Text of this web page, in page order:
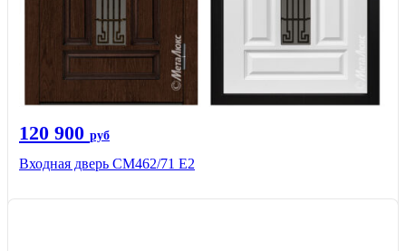
120 900 руб
Входная дверь СМ462/71 Е2